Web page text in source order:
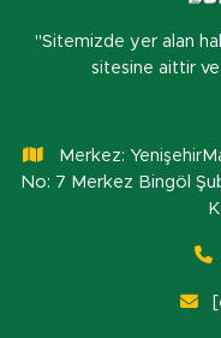
"Sitemizde yer alan
sitesine aittir ve
Merkez:
No: 7 Merkez Bingöl